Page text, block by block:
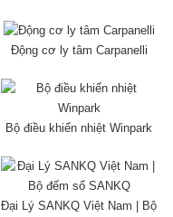
Động cơ ly tâm Carpanelli
Bộ điều khiển nhiệt Winpark
Đại Lý SANKQ Việt Nam | Bộ